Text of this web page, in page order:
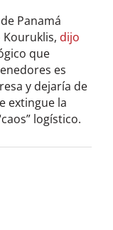
Panamá
Kouruklis, dijo
que
es
y dejaría de
extingue la
logístico.